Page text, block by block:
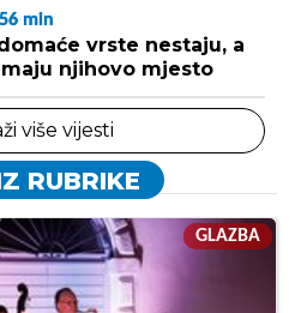
56 min
vrste nestaju, a
njihovo mjesto
više vijesti
RUBRIKE
GLAZBA